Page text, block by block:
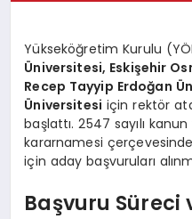
Yükseköğretim Kurulu
Üniversitesi, Eskişehir
Recep Tayyip Erdoğan
Üniversitesi için rektör
başlattı. 2547 sayılı
kararnamesi
için aday başvuruları
Başvuru Süreci